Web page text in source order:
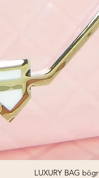
LUXURY BAG